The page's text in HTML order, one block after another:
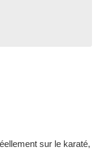
sur le karaté,